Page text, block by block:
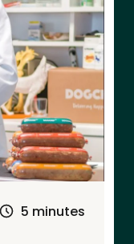
5 minutes